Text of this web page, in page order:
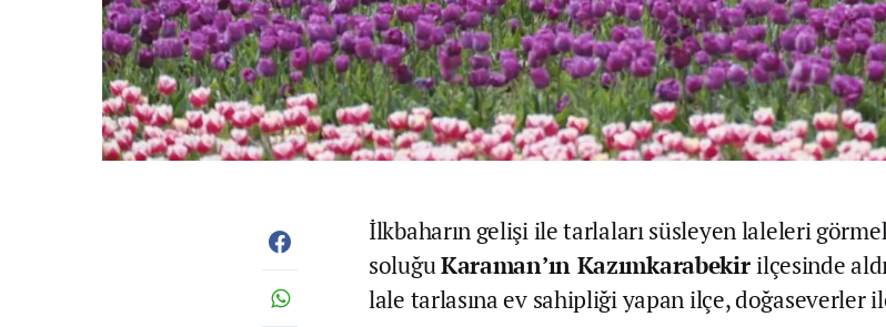
İlkbaharın gelişi ile tarlaları süsleyen laleleri
soluğuKaraman’ın Kazımkarabekir ilçesinde
lale tarlasına ev sahipliği yapan ilçe, doğaseverler